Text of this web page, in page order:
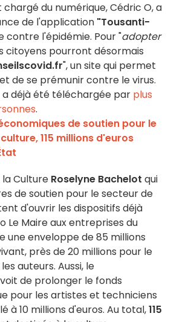
du numérique, Cédric O, a
de l'application "Tousanti-
contre l'épidémie. Pour "adopter
citoyens pourront désormais
", un site qui permet
de se prémunir contre le virus.
a déjà été téléchargée par plus
.
de soutien pour le
115 millions d'euros
Culture Roselyne Bachelot qui
de soutien pour le secteur de
d'ouvrir les dispositifs déjà
Le Maire aux entreprises du
une enveloppe de 85 millions
près de 20 millions pour le
auteurs. Aussi, le
de prolonger le fonds
pour les artistes et techniciens
à 10 millions d'euros. Au total,115